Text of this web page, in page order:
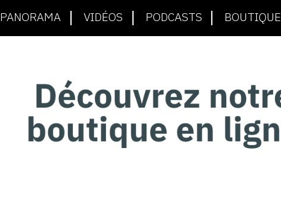
PANORAMA VIDÉOS PODCASTS BOUTIQUE